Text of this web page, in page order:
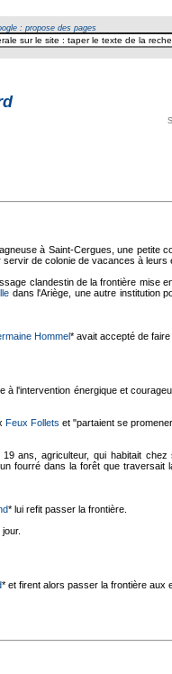
: propose des pages
à Saint-Cergues, une petite
de colonie de vacances à leurs
clandestin de la frontière mise
dans l'Ariège, une autre institution
Hommel* avait accepté de faire
l'intervention énergique et
Feux Follets et "partaient se
ans, agriculteur, qui habitait
fourré dans la forêt que traversait
* lui refit passer la frontière.
* et firent alors passer la frontière aux